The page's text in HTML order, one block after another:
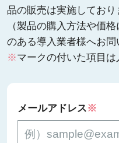
品の販売は実施しており
（製品の購入方法や価
のある導入業者様へお問
※マークの付いた項目は
メールアドレス※